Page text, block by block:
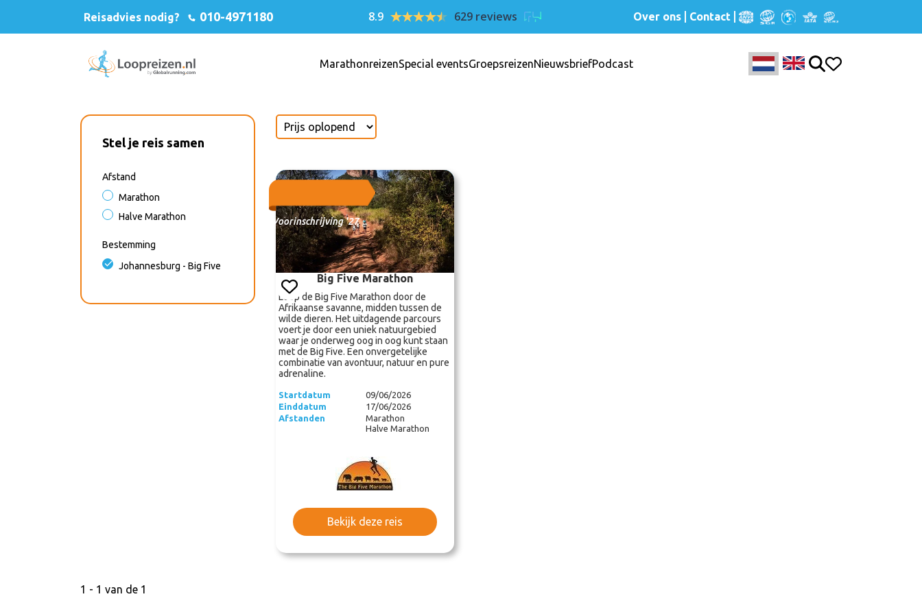
Reisadvies nodig? 010-4971180 8.9 629 reviews Over ons Contact
MarathonreizenSpecial eventsGroepsreizenNieuwsbriefPodcast
Stel je reis samen
Afstand
Marathon
Halve Marathon
Bestemming
Johannesburg - Big Five
Voorinschrijving '27
Big Five Marathon
Loop de Big Five Marathon door de
Afrikaanse savanne, midden tussen de
wilde dieren. Het uitdagende parcours
voert je door een uniek natuurgebied
waar je onderweg oog in oog kunt staan
met de Big Five. Een onvergetelijke
combinatie van avontuur, natuur en pure
adrenaline.
Startdatum
09/06/2026
Einddatum
17/06/2026
Afstanden
Marathon
Halve Marathon
Bekijk deze reis
1 - 1 van de 1